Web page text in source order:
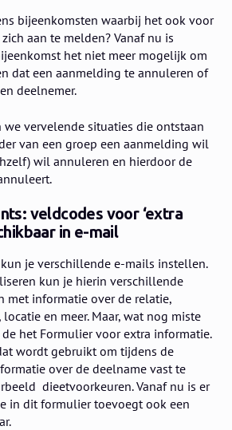
bijeenkomsten waarbij het ook voor
aan te melden? Vanaf nu is
het niet meer mogelijk om
dat een aanmelding te annuleren of
deelnemer.
we vervelende situaties die ontstaan
van een groep een aanmelding wil
wil annuleren en hierdoor de
veldcodes voor ‘extra
in e-mail
je verschillende e-mails instellen.
kun je hierin verschillende
met informatie over de relatie,
en meer. Maar, wat nog miste
het Formulier voor extra informatie.
wordt gebruikt om tijdens de
over de deelname vast te
dieetvoorkeuren. Vanaf nu is er
in dit formulier toevoegt ook een